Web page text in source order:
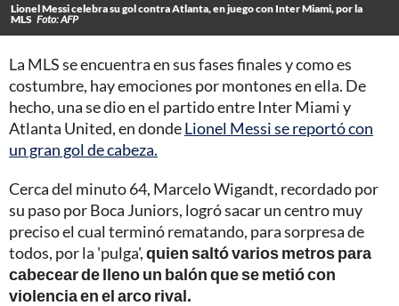
Lionel Messi celebra su gol contra Atlanta, en juego con Inter Miami, por la
MLS Foto: AFP
La MLS se encuentra en sus fases finales y como es
costumbre, hay emociones por montones en ella. De
hecho, una se dio en el partido entre Inter Miami y
Atlanta United, en dondeLionel Messi se reportó con
un gran gol de cabeza.
Cerca del minuto 64, Marcelo Wigandt, recordado por
su paso por Boca Juniors, logró sacar un centro muy
preciso el cual terminó rematando, para sorpresa de
todos, por la 'pulga',quien saltó varios metros para
cabecear de lleno un balón que se metió con
violencia en el arco rival.